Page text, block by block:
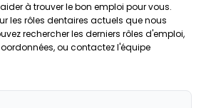
à trouver le bon emploi pour vous.
les rôles dentaires actuels que nous
rechercher les derniers rôles d'emploi,
ou contactez l'équipe